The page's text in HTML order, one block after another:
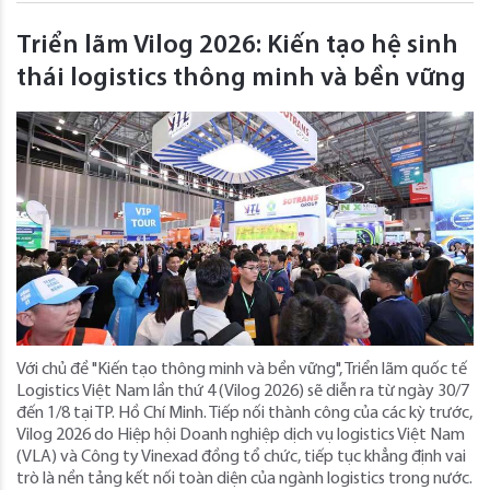
Triển lãm Vilog 2026: Kiến tạo hệ sinh
thái logistics thông minh và bền vững
Với chủ đề "Kiến tạo thông minh và bền vững", Triển lãm quốc tế
Logistics Việt Nam lần thứ 4 (Vilog 2026) sẽ diễn ra từ ngày 30/7
đến 1/8 tại TP. Hồ Chí Minh. Tiếp nối thành công của các kỳ trước,
Vilog 2026 do Hiệp hội Doanh nghiệp dịch vụ logistics Việt Nam
(VLA) và Công ty Vinexad đồng tổ chức, tiếp tục khẳng định vai
trò là nền tảng kết nối toàn diện của ngành logistics trong nước.